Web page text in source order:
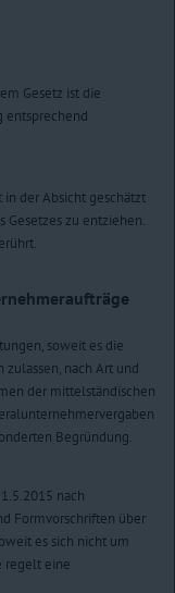
Gesetz ist die
entsprechend
der Absicht geschätzt
zu entziehen.
soweit es die
nach Art und
der mittelständischen
Begründung.
nach
Formvorschriften über
es sich nicht um
regelt eine